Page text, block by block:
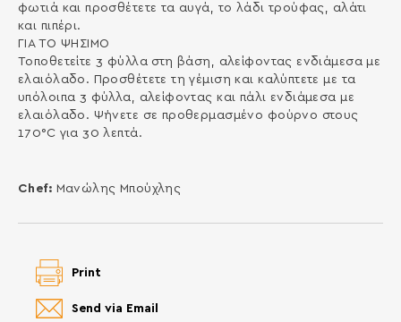
φωτιά και προσθέτετε τα αυγά, το λάδι τρούφας, αλάτι
και πιπέρι.
ΓΙΑ ΤΟ ΨΗΣΙΜΟ
Τοποθετείτε 3 φύλλα στη βάση, αλείφοντας ενδιάμεσα με
ελαιόλαδο. Προσθέτετε τη γέμιση και καλύπτετε με τα
υπόλοιπα 3 φύλλα, αλείφοντας και πάλι ενδιάμεσα με
ελαιόλαδο. Ψήνετε σε προθερμασμένο φούρνο στους
170°C για 30 λεπτά.
Chef: Μανώλης Μπούχλης
Send via Email
Print